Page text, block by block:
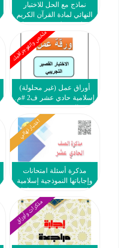
نماذج مع الحل للاختبار
النهائي لمادة القرآن الكريم
ثاني #م. التميز 2024-2025ملخص وانفوجرافيك
أوراق عمل (غير محلولة)
إسلامية حادي عشر ف2 #م.
اختبار نهائي
مذكرة أسئلة امتحانات
وإجاباتها النموذجية إسلامية
الفارسي 2021 2022
مذكرات وأوراق